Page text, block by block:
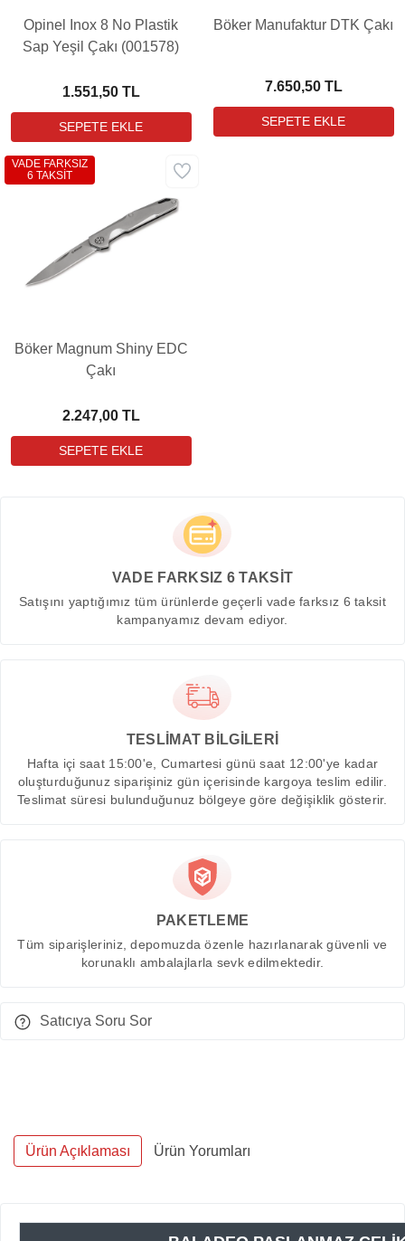
Opinel Inox 8 No Plastik
Sap Yeşil Çakı (001578)
1.551,50 TL
Böker Manufaktur DTK Çakı
7.650,50 TL
Böker Magnum Shiny EDC
Çakı
2.247,00 TL
VADE FARKSIZ
6 TAKSİT
VADE FARKSIZ 6 TAKSİT
Satışını yaptığımız tüm ürünlerde geçerli vade farksız 6 taksit
kampanyamız devam ediyor.
TESLİMAT BİLGİLERİ
Hafta içi saat 15:00'e, Cumartesi günü saat 12:00'ye kadar
oluşturduğunuz siparişiniz gün içerisinde kargoya teslim edilir.
Teslimat süresi bulunduğunuz bölgeye göre değişiklik gösterir.
PAKETLEME
Tüm siparişleriniz, depomuzda özenle hazırlanarak güvenli ve
korunaklı ambalajlarla sevk edilmektedir.
Satıcıya Soru Sor
Ürün Açıklaması Ürün Yorumları